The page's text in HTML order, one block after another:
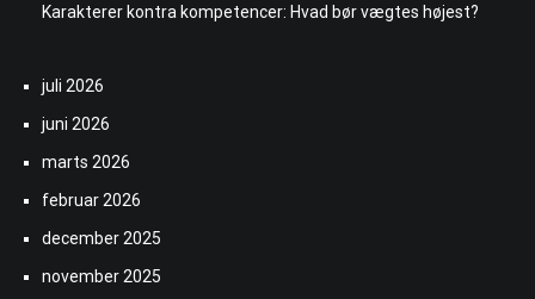
Karakterer kontra kompetencer: Hvad bør vægtes højest?
juli 2026
juni 2026
marts 2026
februar 2026
december 2025
november 2025